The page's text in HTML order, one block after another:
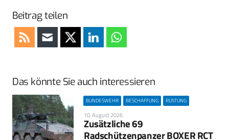
Beitrag teilen
Das könnte Sie auch interessieren
BUNDESWEHR BESCHAFFUNG RÜSTUNG
10. August 2026
Zusätzliche 69
Radschützenpanzer BOXER RCT